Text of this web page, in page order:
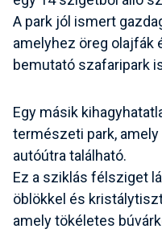
A park jól ismert
amelyhez öreg olajfák
bemutató szafaripark
Egy másik
természeti park,
autóútra található.
Ez a sziklás félsziget
öblökkel és
amely tökéletes